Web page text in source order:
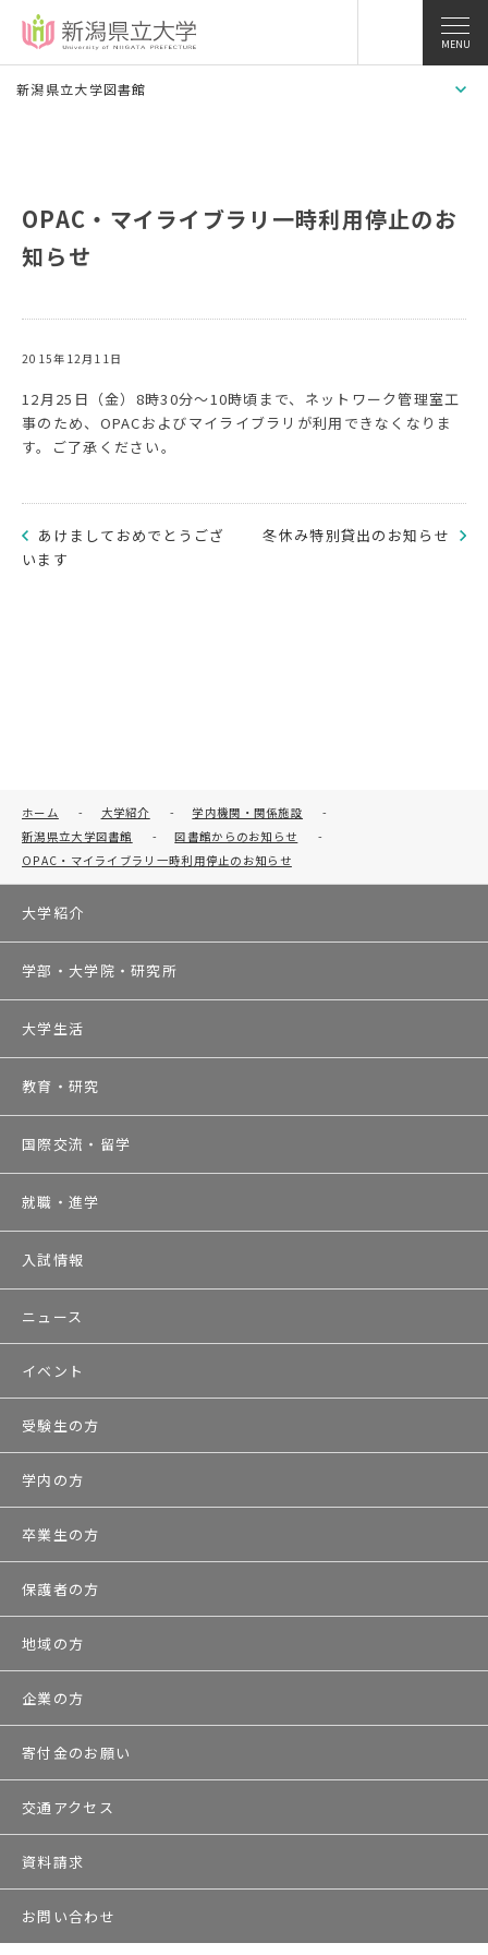
MENU
新潟県立大学図書館
OPAC・マイライブラリ一時利用停止のお
知らせ
2015年12月11日
12月25日（金）8時30分〜10時頃まで、ネットワーク管理室工
事のため、OPACおよびマイライブラリが利用できなくなりま
す。ご了承ください。
あけましておめでとうござ
います
冬休み特別貸出のお知らせ
ホーム - 大学紹介 - 学内機関・関係施設
-
新潟県立大学図書館
- 図書館からのお知らせ
-
OPAC・マイライブラリ一時利用停止のお知らせ
大学紹介
学部・大学院・研究所
大学生活
教育・研究
国際交流・留学
就職・進学
入試情報
ニュース
イベント
受験生の方
学内の方
卒業生の方
保護者の方
地域の方
企業の方
寄付金のお願い
交通アクセス
資料請求
お問い合わせ